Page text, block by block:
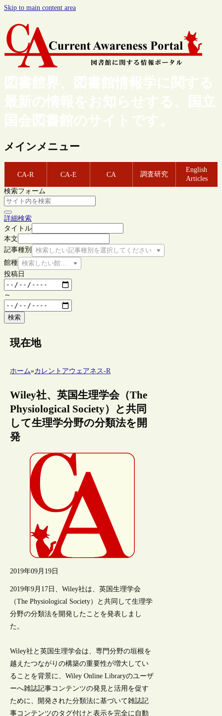
Skip to main content area
図書館界、図書館情報学に関する
最新の情報をお知らせする、国立
国会図書館のサイトです。
メインメニュー
CA-R CA-E CA 調査研究
English
Articles
検索フォーム
詳細検索
タイトル
本文
記事種別
検索したい記事種別を選択してください
館種 検索したい館種を選択してください
投稿日
～
検索
現在地
ホーム»カレントアウェアネス-R
Wiley社、英国生理学会（The
Physiological Society）と共同
して生理学分野の分類法を開
発
2019年09月19日
2019年9月17日、Wiley社は、英国生理学会
（The Physiological Society）と共同して生理学
分野の分類法を開発したことを発表しまし
た。
Wiley社と英国生理学会は、専門分野の垣根を
越えたつながりの構築の重要性が増大してい
ることを背景に、Wiley Online Libraryのユーザ
ーへ雑誌記事コンテンツの発見と活用を促す
ために、開発された分類法に基づいて雑誌記
事コンテンツのタグ付けと表示を完全に自動